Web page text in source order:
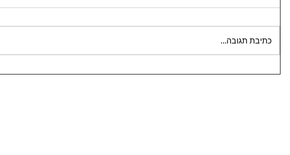
כתיבת תגובה...